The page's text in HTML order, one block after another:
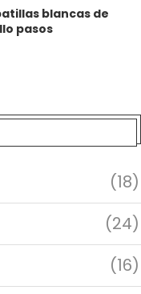
blancas de
pasos
(18)
(24)
(16)